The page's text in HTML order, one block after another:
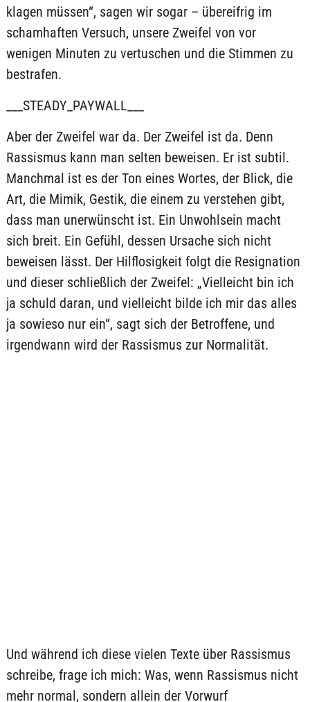
klagen müssen“, sagen wir sogar – übereifrig im
schamhaften Versuch, unsere Zweifel von vor
wenigen Minuten zu vertuschen und die Stimmen zu
bestrafen.
___STEADY_PAYWALL___
Aber der Zweifel war da. Der Zweifel ist da. Denn
Rassismus kann man selten beweisen. Er ist subtil.
Manchmal ist es der Ton eines Wortes, der Blick, die
Art, die Mimik, Gestik, die einem zu verstehen gibt,
dass man unerwünscht ist. Ein Unwohlsein macht
sich breit. Ein Gefühl, dessen Ursache sich nicht
beweisen lässt. Der Hilflosigkeit folgt die Resignation
und dieser schließlich der Zweifel: „Vielleicht bin ich
ja schuld daran, und vielleicht bilde ich mir das alles
ja sowieso nur ein“, sagt sich der Betroffene, und
irgendwann wird der Rassismus zur Normalität.
Und während ich diese vielen Texte über Rassismus
schreibe, frage ich mich: Was, wenn Rassismus nicht
mehr normal, sondern allein der Vorwurf